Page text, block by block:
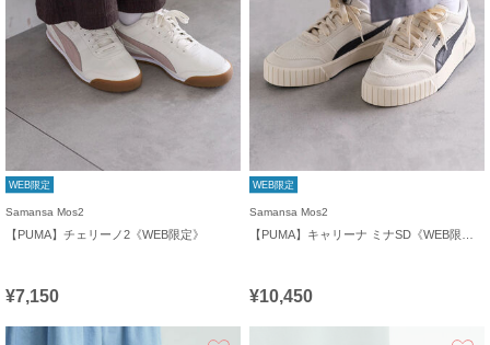
WEB限定
Samansa Mos2
【PUMA】チェリーノ2《WEB限定》
¥7,150
WEB限定
Samansa Mos2
¥10,450